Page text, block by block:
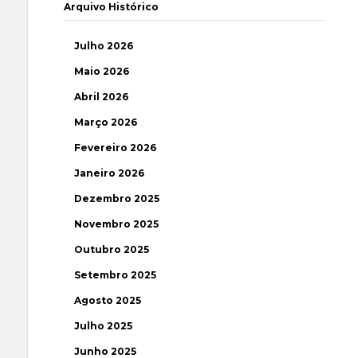
Arquivo Histórico
Julho 2026
Maio 2026
Abril 2026
Março 2026
Fevereiro 2026
Janeiro 2026
Dezembro 2025
Novembro 2025
Outubro 2025
Setembro 2025
Agosto 2025
Julho 2025
Junho 2025